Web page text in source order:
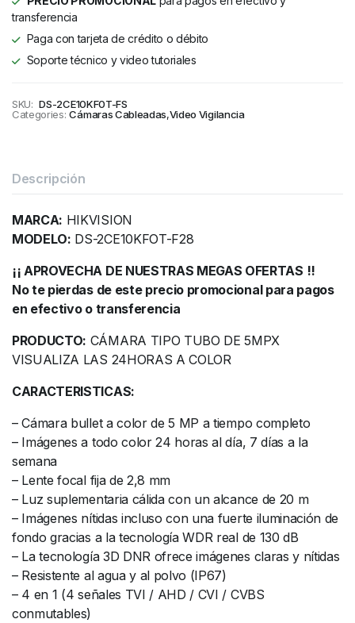
transferencia
Paga con tarjeta de crédito o débito
Soporte técnico y video tutoriales
SKU: DS-2CE10KF0T-FS
Categories: Cámaras Cableadas,Video Vigilancia
Descripción
MARCA: HIKVISION
MODELO: DS-2CE10KFOT-F28
¡¡ APROVECHA DE NUESTRAS MEGAS OFERTAS !!
No te pierdas de este precio promocional para pagos
en efectivo o transferencia
PRODUCTO: CÁMARA TIPO TUBO DE 5MPX
VISUALIZA LAS 24HORAS A COLOR
CARACTERISTICAS:
– Cámara bullet a color de 5 MP a tiempo completo
– Imágenes a todo color 24 horas al día, 7 días a la
semana
– Lente focal fija de 2,8 mm
– Luz suplementaria cálida con un alcance de 20 m
– Imágenes nítidas incluso con una fuerte iluminación de
fondo gracias a la tecnología WDR real de 130 dB
– La tecnología 3D DNR ofrece imágenes claras y nítidas
– Resistente al agua y al polvo (IP67)
– 4 en 1 (4 señales TVI / AHD / CVI / CVBS
conmutables)